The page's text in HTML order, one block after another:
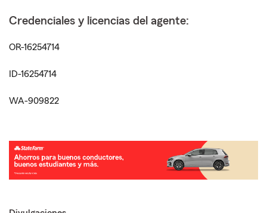
Credenciales y licencias del agente:
OR-16254714
ID-16254714
WA-909822